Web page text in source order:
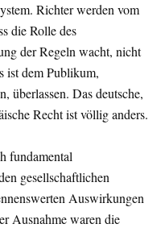
Richter werden vom
die Rolle des
der Regeln wacht, nicht
ist dem Publikum,
überlassen. Das deutsche,
Recht ist völlig anders.
fundamental
gesellschaftlichen
Auswirkungen
Ausnahme waren die